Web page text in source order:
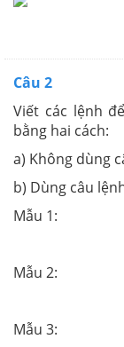
Câu 2
Viết các lệnh
bằng hai cách:
a) Không dùng
b) Dùng câu
Mẫu 1:
Mẫu 2:
Mẫu 3: